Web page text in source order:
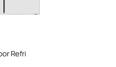
Refri